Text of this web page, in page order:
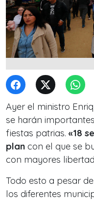
Ayer el ministro
se harán
fiestas patrias. «18
plan con el que se
con mayores
Todo esto a pesar
los diferentes